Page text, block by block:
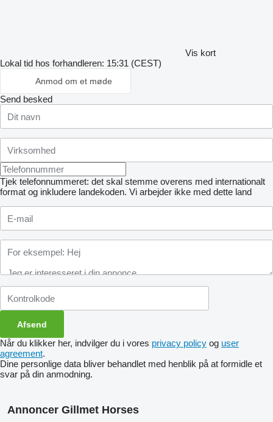
Vis kort
Lokal tid hos forhandleren: 15:31 (CEST)
Anmod om et møde
Send besked
Tjek telefonnummeret: det skal stemme overens med internationalt
format og inkludere landekoden. Vi arbejder ikke med dette land
Når du klikker her, indvilger du i vores privacy policy og user
agreement.
Dine personlige data bliver behandlet med henblik på at formidle et
svar på din anmodning.
Annoncer Gillmet Horses